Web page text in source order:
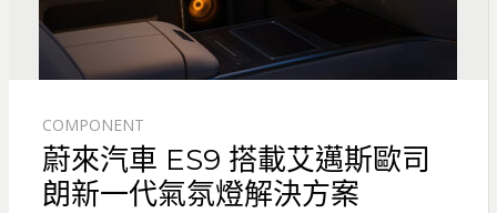
COMPONENT
蔚來汽車 ES9 搭載艾邁斯歐司
朗新一代氣氛燈解決方案